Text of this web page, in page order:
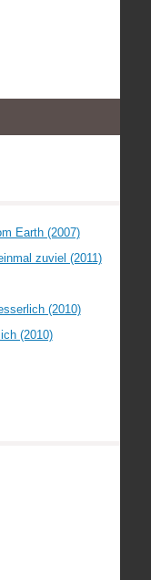
Earth (2007)
zuviel (2011)
(2010)
(2010)